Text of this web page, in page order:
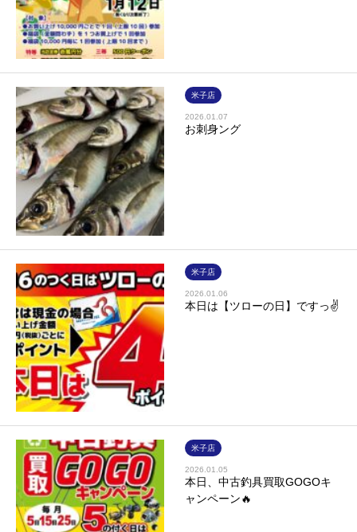
米子店
2026.01.07
お刺身ング
米子店
2026.01.06
本日は【ツローの日】ですっ✌
米子店
2026.01.05
本日、中古釣具買取GOGOキ
ャンペーン🔥